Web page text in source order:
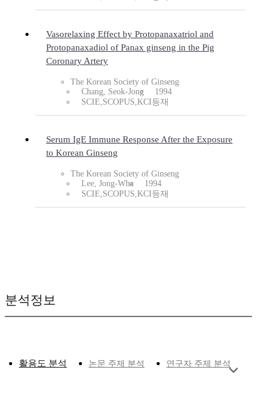
Vasorelaxing Effect by Protopanaxatriol and
Protopanaxadiol of Panax ginseng in the Pig
Coronary Artery
The Korean Society of Ginseng
Chang, Seok-Jong
1994
SCIE,SCOPUS,KCI등재
Serum IgE Immune Response After the Exposure
to Korean Ginseng
The Korean Society of Ginseng
Lee, Jong-Wha
1994
SCIE,SCOPUS,KCI등재
분석정보
활용도 분석 논문 주제 분석 연구자 주제 분석